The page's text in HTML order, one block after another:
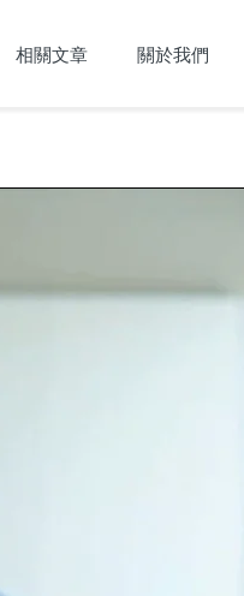
相關文章 關於我們